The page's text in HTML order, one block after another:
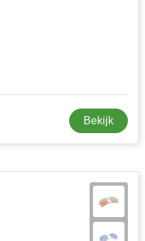
Bekijk